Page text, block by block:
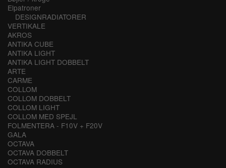
Elpatroner
DESIGNRADIATORER
VERTIKALE
AKROS
ANTIKA CUBE
ANTIKA LIGHT
ANTIKA LIGHT DOBBELT
ARTE
CARME
COLLOM
COLLOM DOBBELT
COLLOM LIGHT
COLLOM MED SPEJL
FOLMENTERA - F10V + F20V
GALA
OCTAVA
OCTAVA DOBBELT
OCTAVA RADIUS